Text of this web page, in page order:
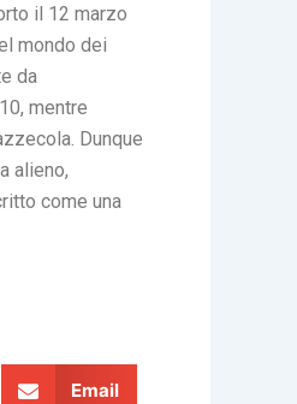
il 12 marzo
mondo dei
da
mentre
Dunque
alieno,
come una
Email